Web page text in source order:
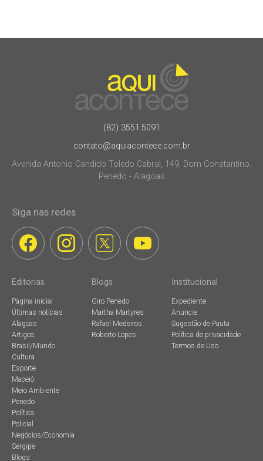
(82) 3551.5091
contato@aquiacontece.com.br
Avenida Antonio Candido Toledo Cabral, 149, Dom Constantino.
Penedo - Alagoas
Siga nas redes
Editorias
Página inicial
Últimas notícias
Alagoas
Artigos
Brasil/Mundo
Cultura
Esporte
Maceió
Meio Ambiente
Penedo
Política
Policial
Negócios/Economia
Sergipe
Blogs
Blogs
Giro Penedo
Martha Martyres
Rafael Medeiros
Roberto Lopes
Institucional
Expediente
Anuncie
Sugestão de Pauta
Política de privacidade
Termos de Uso